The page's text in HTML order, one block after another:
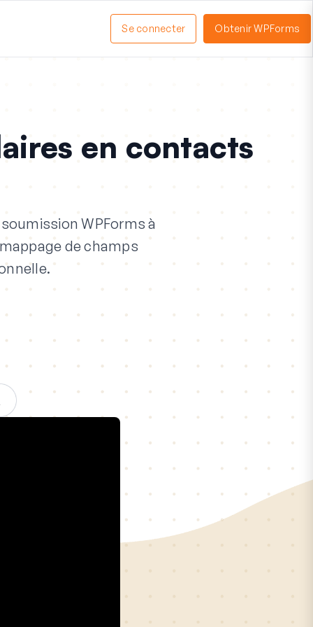
Se connecter Obtenir WPForms
en contacts
WPForms à
de champs